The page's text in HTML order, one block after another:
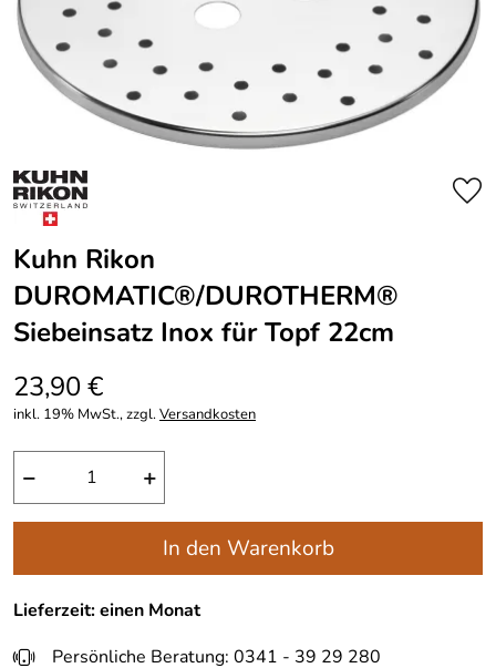
Kuhn Rikon
DUROMATIC®/DUROTHERM®
Siebeinsatz Inox für Topf 22cm
23,90 €
inkl. 19% MwSt., zzgl.Versandkosten
− +
In den Warenkorb
Lieferzeit: einen Monat
Persönliche Beratung: 0341 - 39 29 280